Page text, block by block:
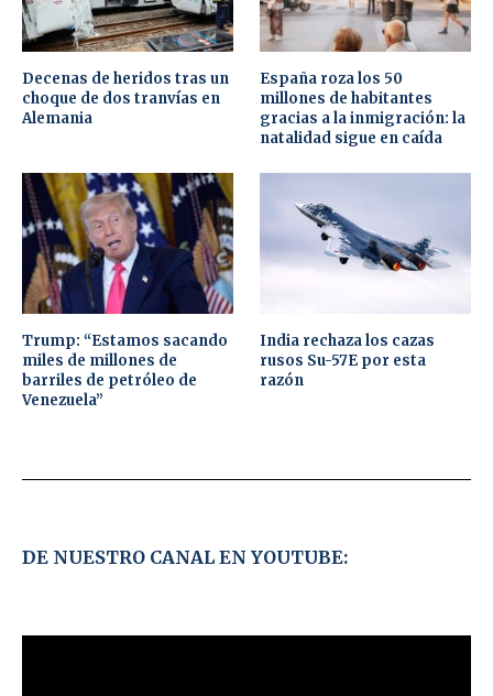
Decenas de heridos tras un
choque de dos tranvías en
Alemania
España roza los 50
millones de habitantes
gracias a la inmigración: la
natalidad sigue en caída
Trump: “Estamos sacando
miles de millones de
barriles de petróleo de
Venezuela”
India rechaza los cazas
rusos Su-57E por esta
razón
DE NUESTRO CANAL EN YOUTUBE: